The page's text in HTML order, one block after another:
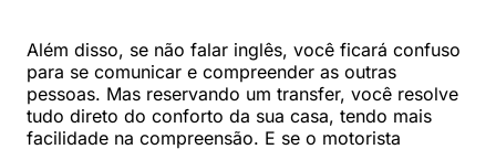
Além disso, se não falar inglês, você ficará confuso
para se comunicar e compreender as outras
pessoas. Mas reservando um transfer, você resolve
tudo direto do conforto da sua casa, tendo mais
facilidade na compreensão. E se o motorista